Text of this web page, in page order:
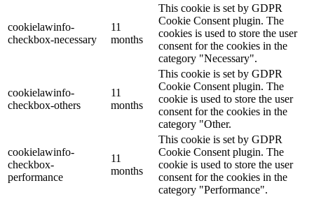
cookielawinfo-
checkbox-necessary
11
months
This cookie is set by GDPR
Cookie Consent plugin. The
cookies is used to store the user
consent for the cookies in the
category "Necessary".
cookielawinfo-
checkbox-others
11
months
This cookie is set by GDPR
Cookie Consent plugin. The
cookie is used to store the user
consent for the cookies in the
category "Other.
cookielawinfo-
checkbox-
performance
11
months
This cookie is set by GDPR
Cookie Consent plugin. The
cookie is used to store the user
consent for the cookies in the
category "Performance".